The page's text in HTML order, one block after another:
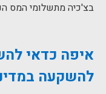
בצ'כיה מתשלומי המס
איפה כדאי
להשקעה